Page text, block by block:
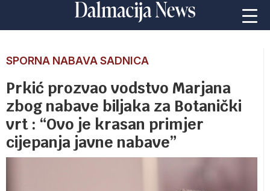
SPORNA NABAVA SADNICA
Prkić prozvao vodstvo Marjana
zbog nabave biljaka za Botanički
vrt : “Ovo je krasan primjer
cijepanja javne nabave”